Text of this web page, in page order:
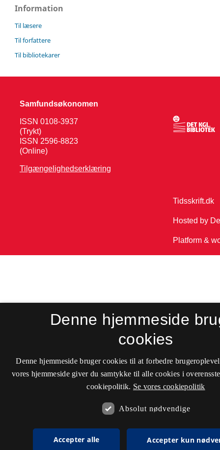
Information
Til læsere
Til forfattere
Til bibliotekarer
Samfundsøkonomen
ISSN 0108-3937
(Trykt)
ISSN 2596-8823
(Online)
Tilgængelighedserklæring
Denne hjemmeside
cookies
Denne hjemmeside bruger cookies til at forbedre
vores hjemmeside giver du samtykke til alle cookies i
cookiepolitik. Se vores cookiepolitik
Absolut nødvendige
Accepter alle Accepter kun